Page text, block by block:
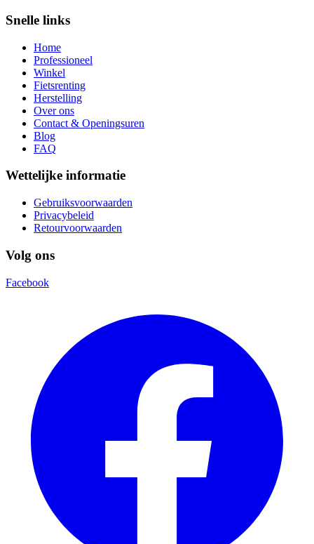
Snelle links
Home
Professioneel
Winkel
Fietsrenting
Herstelling
Over ons
Contact & Openingsuren
Blog
FAQ
Wettelijke informatie
Gebruiksvoorwaarden
Privacybeleid
Retourvoorwaarden
Volg ons
Facebook